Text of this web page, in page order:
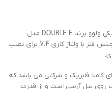
جک الکتریکی گیربکس دار بیل مکانیکی ولوو برند DOUBLE E مدل
EC0160E کد E010-003 کد 100mm از جنس فلز با ولتاژ کاری 7.4 برای نصب
کاملا فابریک و شرکتی می باشد که
روی بیل آرسی است و از قدرت